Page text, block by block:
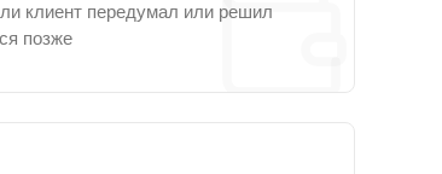
клиент передумал или решил
позже